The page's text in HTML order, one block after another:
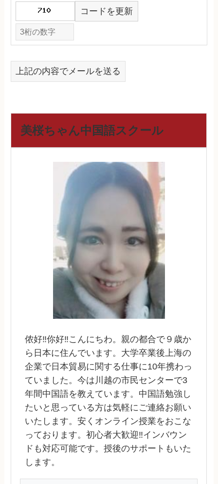
コードを更新
上記の内容でメールを送る
美桜ちゃん中国語スクール
侬好‼︎你好‼︎こんにちわ。親の都合で９歳か
ら日本に住んでいます。大学卒業後上海の
企業で日本貿易に関する仕事に10年携わっ
ていました。今は川越の市民センターで3
年間中国語を教えています。中国語勉強し
たいと思っている方は気軽にご連絡お願い
いたします。安くオンライン授業をおこな
っております。初心者大歓迎‼️インバウン
ドも対応可能です。授後のサポートもいた
します。